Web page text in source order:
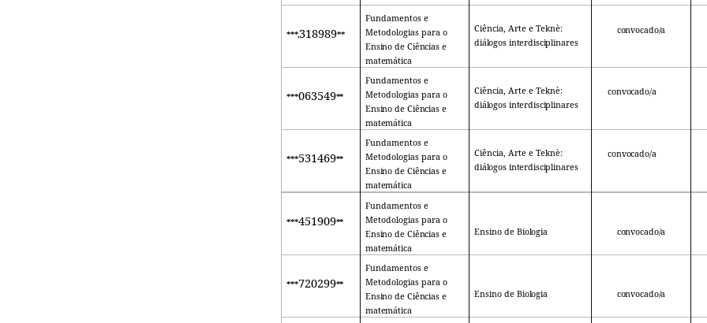
***.318989**
Fundamentos e
Metodologias para o
Ensino de Ciências e
matemática
Ciência, Arte e Teknè:
diálogos interdisciplinares
convocado/a
***063549**
Fundamentos e
Metodologias para o
Ensino de Ciências e
matemática
Ciência, Arte e Teknè:
diálogos interdisciplinares
convocado/a
***531469**
Fundamentos e
Metodologias para o
Ensino de Ciências e
matemática
Ciência, Arte e Teknè:
diálogos interdisciplinares
convocado/a
***451909**
Fundamentos e
Metodologias para o
Ensino de Ciências e
matemática
Ensino de Biologia convocado/a
***720299**
Fundamentos e
Metodologias para o
Ensino de Ciências e
matemática
Ensino de Biologia convocado/a